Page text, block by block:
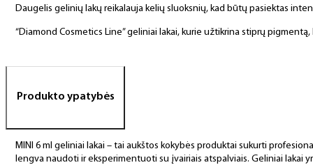
Daugelis gelinių lakų reikalauja kelių sluoksnių, kad būtų pasiektas
“Diamond Cosmetics Line” geliniai lakai, kurie užtikrina stiprų
Produkto ypatybės
MINI 6 ml geliniai lakai – tai aukštos kokybės produktai sukurti
lengva naudoti ir eksperimentuoti su įvairiais atspalviais. Geliniai lakai